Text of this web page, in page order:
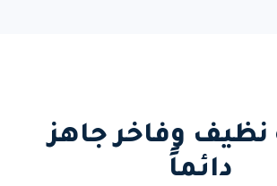
نظيف وفاخر جاهز
دائماً